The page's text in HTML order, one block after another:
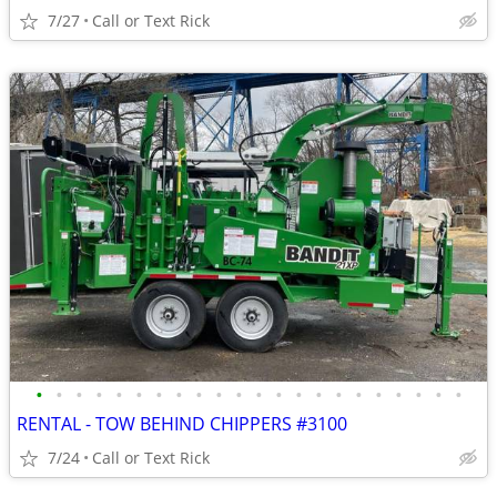
7/27 Call or Text Rick
• • • • • • • • • • • • • • • • • • • • • •
RENTAL - TOW BEHIND CHIPPERS #3100
7/24 Call or Text Rick